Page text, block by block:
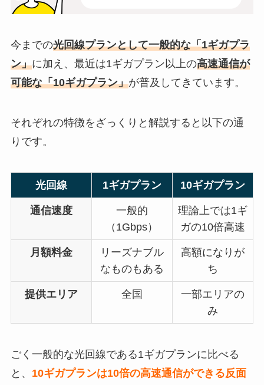
今までの光回線プランとして一般的な「1ギガプラ
ン」に加え、最近は1ギガプラン以上の高速通信が
可能な「10ギガプラン」が普及してきています。
それぞれの特徴をざっくりと解説すると以下の通
りです。
光回線 1ギガプラン 10ギガプラン
通信速度
一般的
（1Gbps）
理論上では1ギ
ガの10倍高速
月額料金
リーズナブル
なものもある
高額になりが
ち
提供エリア 全国
一部エリアの
み
ごく一般的な光回線である1ギガプランに比べる
と、 10ギガプランは10倍の高速通信ができる反面